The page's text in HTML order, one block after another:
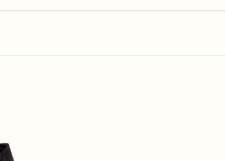
Viktor Black S27